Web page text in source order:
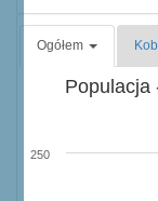
Ogółem
Populacja
250